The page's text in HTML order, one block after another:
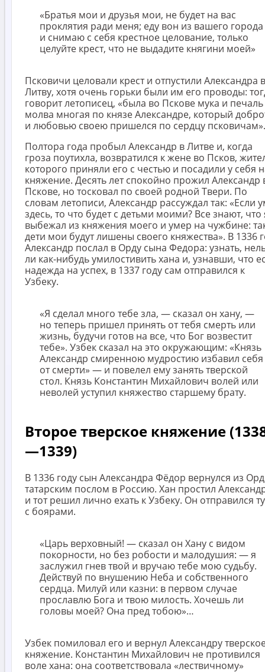
«Братья мои и друзья мои, не будет на вас
проклятия ради меня; еду вон из вашего города
и снимаю с себя крестное целование, только
целуйте крест, что не выдадите княгини моей»
Псковичи целовали крест и отпустили Александра в
Литву, хотя очень горьки были им его проводы:
говорит летописец, «была во Пскове мука и
молва многая по князе Александре, который
и любовью своею пришелся по сердцу псковичам».
Полтора года пробыл Александр в Литве и, когда
гроза поутихла, возвратился к жене во Псков,
которого приняли его с честью и посадили у себя
княжение. Десять лет спокойно прожил Александр
Пскове, но тосковал по своей родной Твери. По
словам летописи, Александр рассуждал так: «Если
здесь, то что будет с детьми моими? Все знают, что
выбежал из княжения моего и умер на чужбине:
дети мои будут лишены своего княжества». В 1336
Александр послал в Орду сына Федора: узнать,
ли как-нибудь умилостивить хана и, узнавши, что
надежда на успех, в 1337 году сам отправился к
Узбеку.
«Я сделал много тебе зла, — сказал он хану, —
но теперь пришел принять от тебя смерть или
жизнь, будучи готов на все, что Бог возвестит
тебе». Узбек сказал на это окружающим: «Князь
Александр смиренною мудростию избавил себя
от смерти» — и повелел ему занять тверской
стол. Князь Константин Михайлович волей или
неволей уступил княжество старшему брату.
Второе тверское княжение
—1339)
В 1336 году сын Александра Фёдор вернулся из
татарским послом в Россию. Хан простил
и тот решил лично ехать к Узбеку. Он отправился
с боярами.
«Царь верховный! — сказал он Хану с видом
покорности, но без робости и малодушия: — я
заслужил гнев твой и вручаю тебе мою судьбу.
Действуй по внушению Неба и собственного
сердца. Милуй или казни: в первом случае
прославлю Бога и твою милость. Хочешь ли
головы моей? Она пред тобою»…
Узбек помиловал его и вернул Александру
княжение. Константин Михайлович не противился
воле хана: она соответствовала «лествичному»